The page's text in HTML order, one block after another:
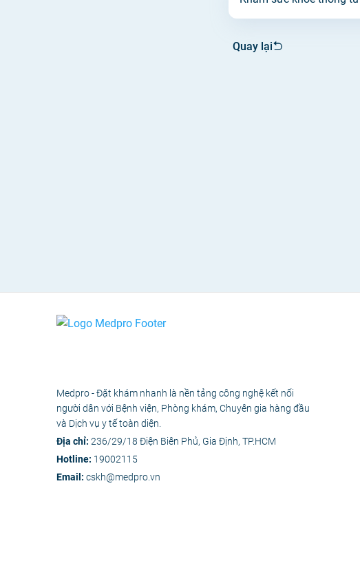
Quay lại
Medpro - Đặt khám nhanh là nền tảng công nghệ kết nối
người dân với Bệnh viện, Phòng khám, Chuyên gia hàng đầu
và Dịch vụ y tế toàn diện.
Địa chỉ: 236/29/18 Điện Biên Phủ, Gia Định, TP.HCM
Hotline: 19002115
Email: cskh@medpro.vn